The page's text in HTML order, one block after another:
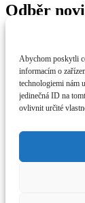
Abychom poskytli
informacím o
technologiemi nám
jedinečná ID na
ovlivnit určité
Odběr
Odesláním
osobních údajů
osobních údajů.